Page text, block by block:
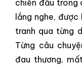
chiến đấu trong
lắng nghe,
tranh qua từng
Từng câu
đau thương,